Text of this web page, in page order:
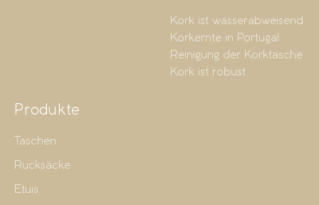
Kork ist wasserabweisend
Korkernte in Portugal
Reinigung der Korktasche
Kork ist robust
Produkte
Taschen
Rucksäcke
Etuis